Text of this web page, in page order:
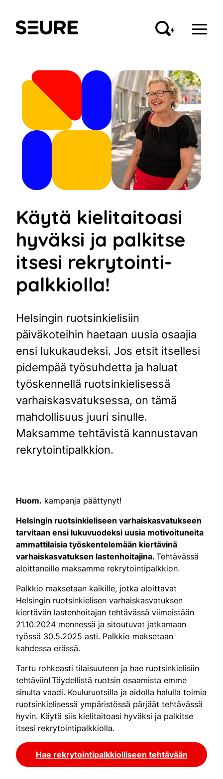
sisältöön
Seure
Käytä kielitaitoasi
hyväksi ja palkitse
itsesi rekrytointi-
palkkiolla!
Helsingin ruotsinkielisiin
päiväkoteihin haetaan uusia osaajia
ensi lukukaudeksi. Jos etsit itsellesi
pidempää työsuhdetta ja haluat
työskennellä ruotsinkielisessä
varhaiskasvatuksessa, on tämä
mahdollisuus juuri sinulle.
Maksamme tehtävistä kannustavan
rekrytointipalkkion.
Huom. kampanja päättynyt!
Helsingin ruotsinkieliseen varhaiskasvatukseen
tarvitaan ensi lukuvuodeksi uusia motivoituneita
ammattilaisia työskentelemään kiertävinä
varhaiskasvatuksen lastenhoitajina. Tehtävässä
aloittaneille maksamme rekrytointipalkkion.
Palkkio maksetaan kaikille, jotka aloittavat
Helsingin ruotsinkielisen varhaiskasvatuksen
kiertävän lastenhoitajan tehtävässä viimeistään
21.10.2024 mennessä ja sitoutuvat jatkamaan
työssä 30.5.2025 asti. Palkkio maksetaan
kahdessa erässä.
Tartu rohkeasti tilaisuuteen ja hae ruotsinkielisiin
tehtäviin! Täydellistä ruotsin osaamista emme
sinulta vaadi. Kouluruotsilla ja aidolla halulla toimia
ruotsinkielisessä ympäristössä pärjäät tehtävässä
hyvin. Käytä siis kielitaitoasi hyväksi ja palkitse
itsesi rekrytointipalkkiolla.
Hae rekrytointipalkkiolliseen tehtävään